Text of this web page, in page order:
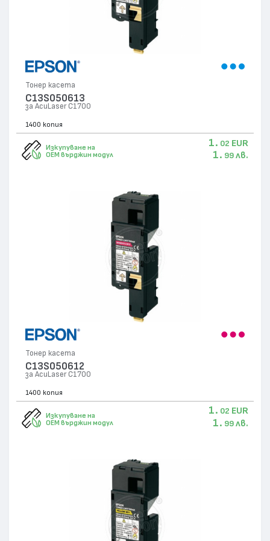
Тонер касета
C13S050613
за AcuLaser C1700
1400 копия
Изкупуване на
OEM върджин модул
1. 02 EUR
1. 99 лв.
Тонер касета
C13S050612
за AcuLaser C1700
1400 копия
Изкупуване на
OEM върджин модул
1. 02 EUR
1. 99 лв.